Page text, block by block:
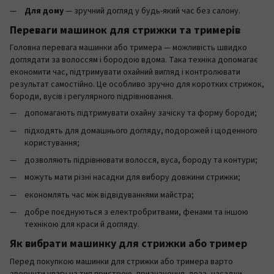
Для дому— зручний догляд у будь-який час без салону.
Переваги машинок для стрижки та тримерів
Головна перевага машинки або тримера — можливість швидко
доглядати за волоссям і бородою вдома. Така техніка допомагає
економити час, підтримувати охайний вигляд і контролювати
результат самостійно. Це особливо зручно для коротких стрижок,
бороди, вусів і регулярного підрівнювання.
допомагають підтримувати охайну зачіску та форму бороди;
підходять для домашнього догляду, подорожей і щоденного
користування;
дозволяють підрівнювати волосся, вуса, бороду та контури;
можуть мати різні насадки для вибору довжини стрижки;
економлять час між відвідуваннями майстра;
добре поєднуються з електробритвами, фенами та іншою
технікою для краси й догляду.
Як вибрати машинку для стрижки або тример
Перед покупкою машинки для стрижки або тримера варто